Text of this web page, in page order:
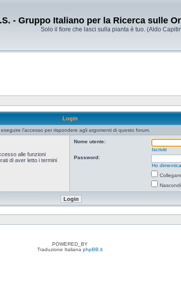
- Gruppo Italiano per la Ricerca sulle
Solo il fiore che lasci sulla pianta è tuo. (Aldo
Login
eseguire l’accesso per rispondere agli argomenti di questo forum.
alle funzioni
di aver letto i termini
Nome utente:
Iscriviti
Password:
Ho
POWERED_BY
Traduzione Italiana phpBB.it